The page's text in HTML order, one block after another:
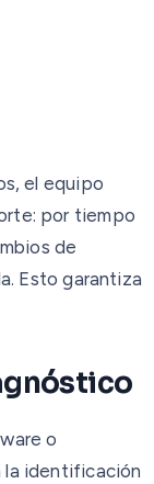
el equipo
por tiempo
de
Esto garantiza
o
la identificación